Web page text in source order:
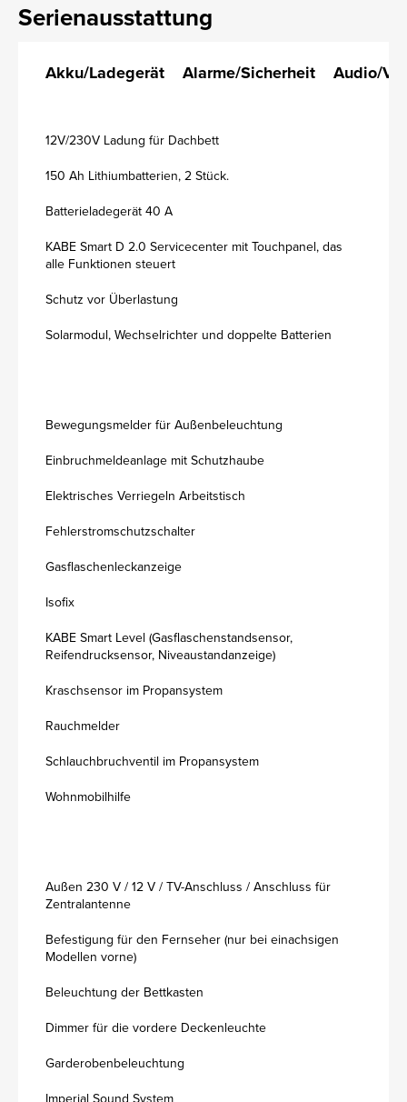
Serienausstattung
Akku/Ladegerät Alarme/Sicherheit Audio/
12V/230V Ladung für Dachbett
150 Ah Lithiumbatterien, 2 Stück.
Batterieladegerät 40 A
KABE Smart D 2.0 Servicecenter mit Touchpanel, das
alle Funktionen steuert
Schutz vor Überlastung
Solarmodul, Wechselrichter und doppelte Batterien
Bewegungsmelder für Außenbeleuchtung
Einbruchmeldeanlage mit Schutzhaube
Elektrisches Verriegeln Arbeitstisch
Fehlerstromschutzschalter
Gasflaschenleckanzeige
Isofix
KABE Smart Level (Gasflaschenstandsensor,
Reifendrucksensor, Niveaustandanzeige)
Kraschsensor im Propansystem
Rauchmelder
Schlauchbruchventil im Propansystem
Wohnmobilhilfe
Außen 230 V / 12 V / TV-Anschluss / Anschluss für
Zentralantenne
Befestigung für den Fernseher (nur bei einachsigen
Modellen vorne)
Beleuchtung der Bettkasten
Dimmer für die vordere Deckenleuchte
Garderobenbeleuchtung